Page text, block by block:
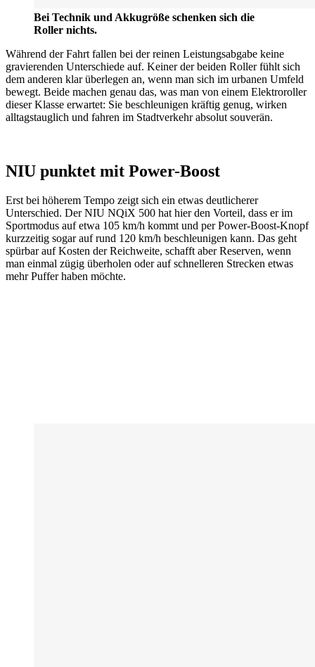
Bei Technik und Akkugröße schenken sich die
Roller nichts.
Während der Fahrt fallen bei der reinen Leistungsabgabe keine
gravierenden Unterschiede auf. Keiner der beiden Roller fühlt sich
dem anderen klar überlegen an, wenn man sich im urbanen Umfeld
bewegt. Beide machen genau das, was man von einem Elektroroller
dieser Klasse erwartet: Sie beschleunigen kräftig genug, wirken
alltagstauglich und fahren im Stadtverkehr absolut souverän.
NIU punktet mit Power-Boost
Erst bei höherem Tempo zeigt sich ein etwas deutlicherer
Unterschied. Der NIU NQiX 500 hat hier den Vorteil, dass er im
Sportmodus auf etwa 105 km/h kommt und per Power-Boost-Knopf
kurzzeitig sogar auf rund 120 km/h beschleunigen kann. Das geht
spürbar auf Kosten der Reichweite, schafft aber Reserven, wenn
man einmal zügig überholen oder auf schnelleren Strecken etwas
mehr Puffer haben möchte.